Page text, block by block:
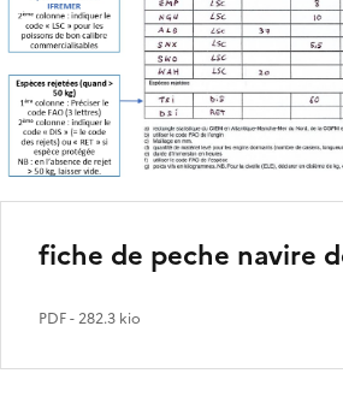
fiche de peche navire
PDF- 282.3 kio